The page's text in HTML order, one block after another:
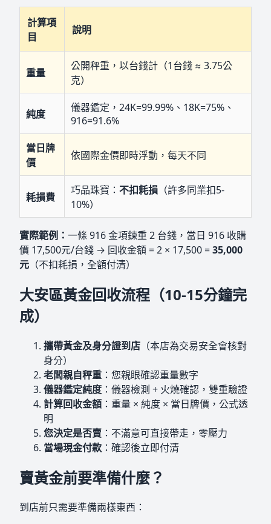
計算項
目
說明
重量
公開秤重，以台錢計（1台錢 ≈ 3.75公
克）
純度
儀器鑑定，24K=99.99%、18K=75%、
916=91.6%
當日牌
價
依國際金價即時浮動，每天不同
耗損費
巧品珠寶： 不扣耗損 （許多同業扣5-
10%）
實際範例： 一條 916 金項鍊重 2 台錢，當日 916 收購
價 17,500元/台錢 → 回收金額 = 2 × 17,500 =35,000
元 （不扣耗損，全額付清）
大安區黃金回收流程（10-15分鐘完
成）
攜帶黃金及身分證到店 （本店為交易安全會核對
身分）
老闆親自秤重 ：您親眼確認重量數字
儀器鑑定純度 ：儀器檢測 + 火燒確認，雙重驗證
計算回收金額 ：重量 × 純度 × 當日牌價，公式透
明
您決定是否賣 ：不滿意可直接帶走，零壓力
當場現金付款 ：確認後立即付清
賣黃金前要準備什麼？
到店前只需要準備兩樣東西：